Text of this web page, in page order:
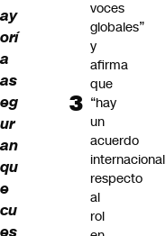
ay
orí
a
as
eg
ur
an
qu
e
cu
es
voces
globales”
y
afirma
que
“hay
un
acuerdo
internacional
respecto
al
rol